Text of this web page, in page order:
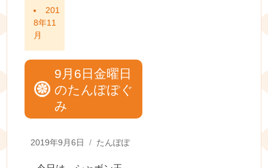
201
8年11
月
9月6日金曜日
のたんぽぽぐ
み
Posted
2019年9月6日 Categories
たんぽぽ